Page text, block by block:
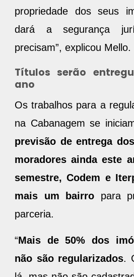
propriedade dos seus
dará a segurança
precisam”, explicou Mello.
Títulos serão
ano
Os trabalhos para a
na Cabanagem se
previsão de entrega
moradores ainda este
semestre, Codem e
mais um bairro para
parceria.
“Mais de 50% dos
não são regularizados.